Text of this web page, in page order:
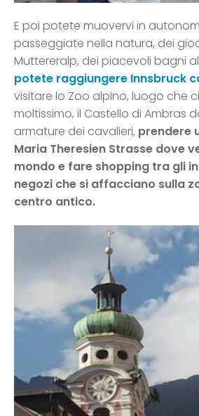
E poi potete muovervi in
passeggiate nella natura, dei
Muttereralp, dei piacevoli bagni
potete raggiungere Innsbruck
visitare lo Zoo alpino, luogo che
moltissimo, il Castello di Ambras
armature dei cavalieri, prendere
Maria Theresien Strasse dove
mondo e fare shopping tra gli
negozi che si affacciano sulla
centro antico.